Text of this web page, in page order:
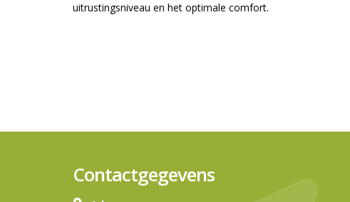
uitrustingsniveau en het optimale comfort.
Contactgegevens